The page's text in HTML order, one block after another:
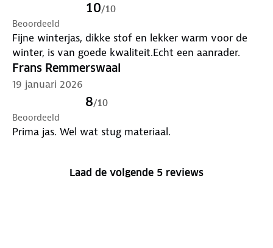
10/10
Beoordeeld
Fijne winterjas, dikke stof en lekker warm voor de
winter, is van goede kwaliteit.Echt een aanrader.
Frans Remmerswaal
19 januari 2026
8/10
Beoordeeld
Prima jas. Wel wat stug materiaal.
Laad de volgende 5 reviews